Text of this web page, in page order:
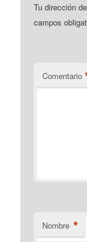
Tu dirección
campos
Comentario
Nombre *